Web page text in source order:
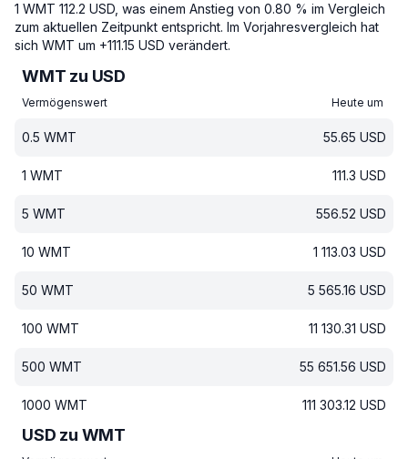
1 WMT 112.2 USD, was einem Anstieg von 0.80 % im Vergleich
zum aktuellen Zeitpunkt entspricht. Im Vorjahresvergleich hat
sich WMT um +111.15 USD verändert.
WMT zu USD
Vermögenswert Heute um
0.5 WMT 55.65 USD
1 WMT 111.3 USD
5 WMT 556.52 USD
10 WMT 1 113.03 USD
50 WMT 5 565.16 USD
100 WMT 11 130.31 USD
500 WMT 55 651.56 USD
1000 WMT 111 303.12 USD
USD zu WMT